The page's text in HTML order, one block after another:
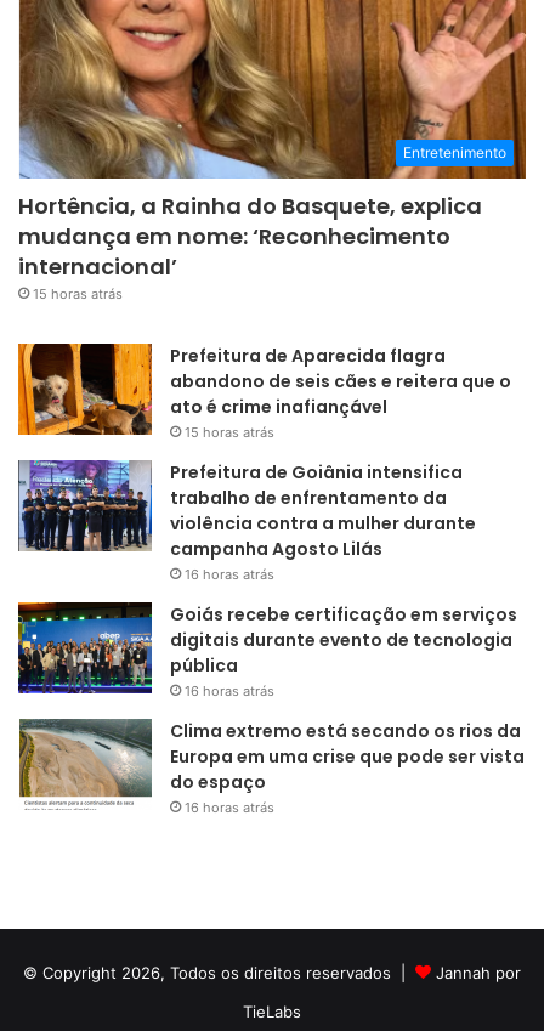
Entretenimento
Hortência, a Rainha do Basquete, explica
mudança em nome: ‘Reconhecimento
internacional’
15 horas atrás
Prefeitura de Aparecida flagra
abandono de seis cães e reitera que o
ato é crime inafiançável
15 horas atrás
Prefeitura de Goiânia intensifica
trabalho de enfrentamento da
violência contra a mulher durante
campanha Agosto Lilás
16 horas atrás
Goiás recebe certificação em serviços
digitais durante evento de tecnologia
pública
16 horas atrás
Clima extremo está secando os rios da
Europa em uma crise que pode ser vista
do espaço
16 horas atrás
© Copyright 2026, Todos os direitos reservados |
Jannah por
TieLabs